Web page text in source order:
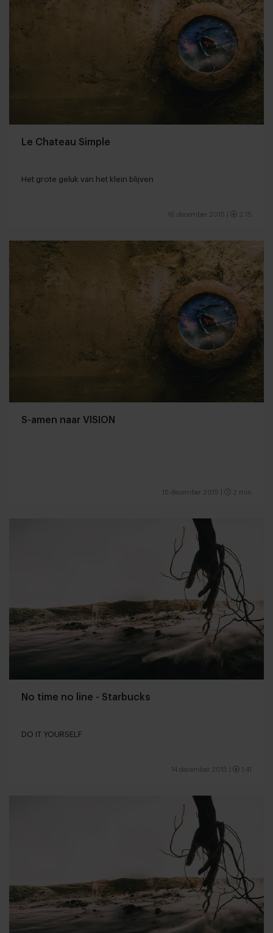
Le Chateau Simple
Het grote geluk van het klein blijven
16 december 2015 2:15
S-amen naar VISION
15 december 2015 2 min
No time no line - Starbucks
DO IT YOURSELF
14 december 2015 1:41